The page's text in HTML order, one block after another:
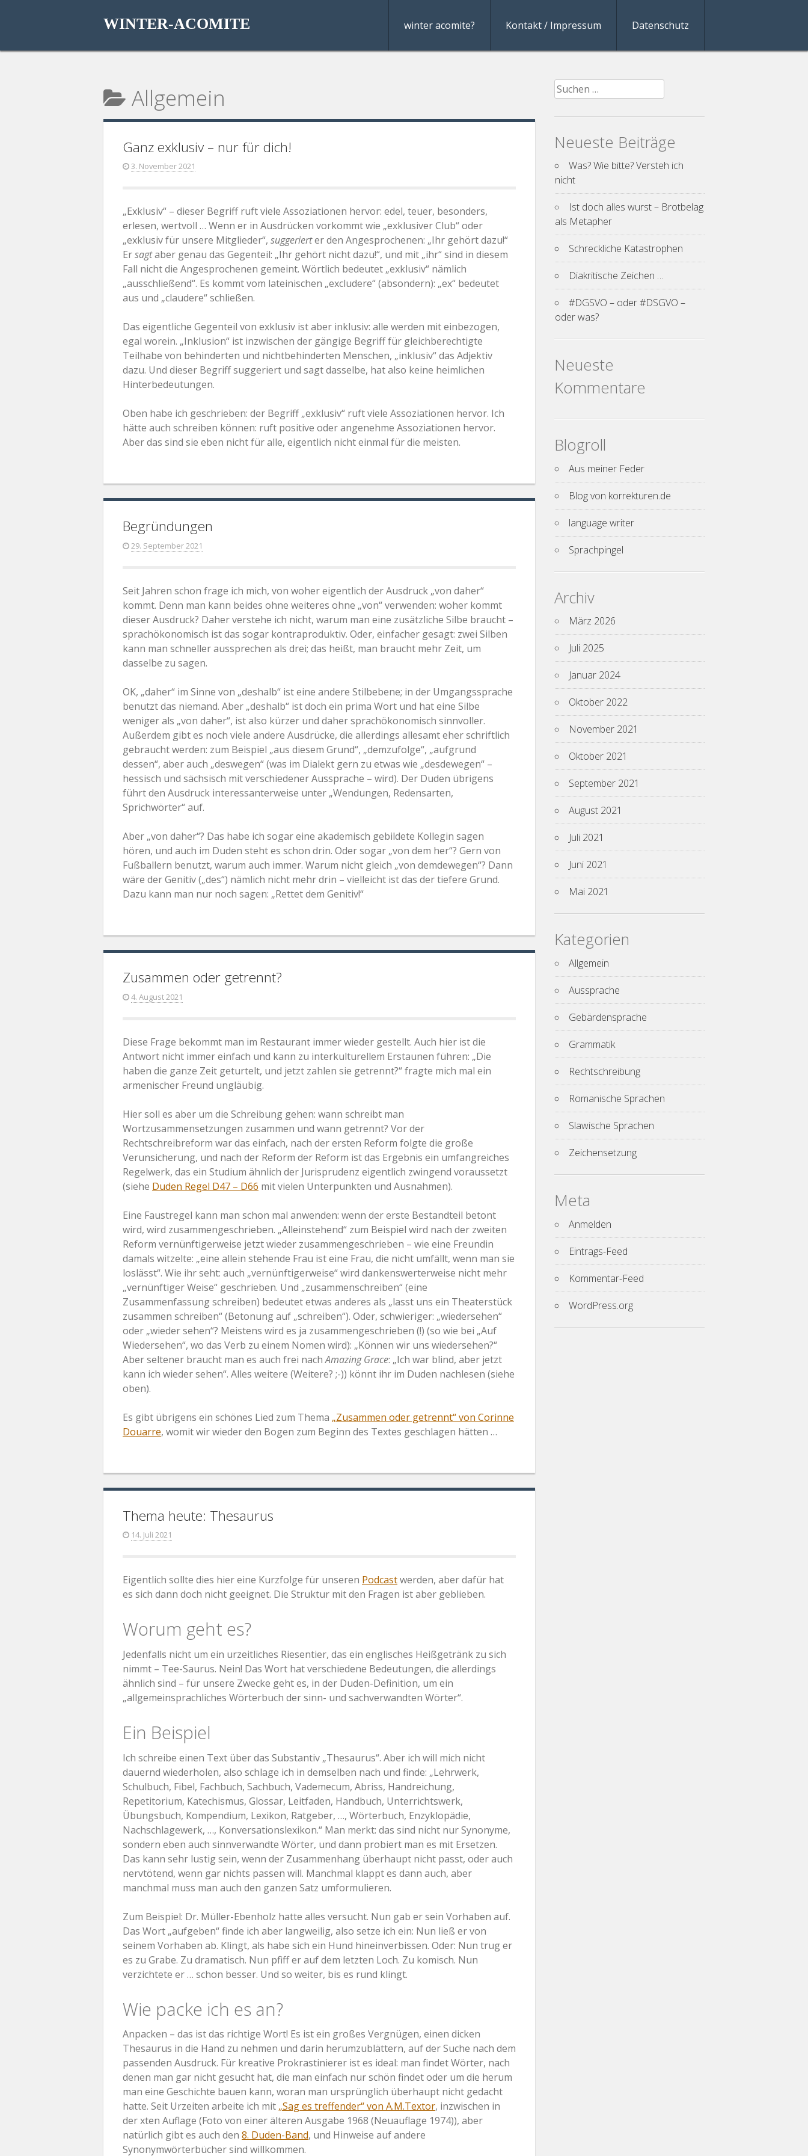
WINTER-ACOMITE winter acomite? Kontakt / Impressum Datenschutz
Allgemein
Ganz exklusiv – nur für dich!
3. November 2021
„Exklusiv“ – dieser Begriff ruft viele Assoziationen hervor: edel, teuer, besonders,
erlesen, wertvoll … Wenn er in Ausdrücken vorkommt wie „exklusiver Club“ oder
„exklusiv für unsere Mitglieder“, suggerierter den Angesprochenen: „Ihr gehört dazu!“
Ersagtaber genau das Gegenteil: „Ihr gehört nicht dazu!“, und mit „ihr“ sind in diesem
Fall nicht die Angesprochenen gemeint. Wörtlich bedeutet „exklusiv“ nämlich
„ausschließend“. Es kommt vom lateinischen „excludere“ (absondern): „ex“ bedeutet
aus und „claudere“ schließen.
Das eigentliche Gegenteil von exklusiv ist aber inklusiv: alle werden mit einbezogen,
egal worein. „Inklusion“ ist inzwischen der gängige Begriff für gleichberechtigte
Teilhabe von behinderten und nichtbehinderten Menschen, „inklusiv“ das Adjektiv
dazu. Und dieser Begriff suggeriert und sagt dasselbe, hat also keine heimlichen
Hinterbedeutungen.
Oben habe ich geschrieben: der Begriff „exklusiv“ ruft viele Assoziationen hervor. Ich
hätte auch schreiben können: ruft positive oder angenehme Assoziationen hervor.
Aber das sind sie eben nicht für alle, eigentlich nicht einmal für die meisten.
Begründungen
29. September 2021
Seit Jahren schon frage ich mich, von woher eigentlich der Ausdruck „von daher“
kommt. Denn man kann beides ohne weiteres ohne „von“ verwenden: woher kommt
dieser Ausdruck? Daher verstehe ich nicht, warum man eine zusätzliche Silbe braucht –
sprachökonomisch ist das sogar kontraproduktiv. Oder, einfacher gesagt: zwei Silben
kann man schneller aussprechen als drei; das heißt, man braucht mehr Zeit, um
dasselbe zu sagen.
OK, „daher“ im Sinne von „deshalb“ ist eine andere Stilbebene; in der Umgangssprache
benutzt das niemand. Aber „deshalb“ ist doch ein prima Wort und hat eine Silbe
weniger als „von daher“, ist also kürzer und daher sprachökonomisch sinnvoller.
Außerdem gibt es noch viele andere Ausdrücke, die allerdings allesamt eher schriftlich
gebraucht werden: zum Beispiel „aus diesem Grund“, „demzufolge“, „aufgrund
dessen“, aber auch „deswegen“ (was im Dialekt gern zu etwas wie „desdewegen“ –
hessisch und sächsisch mit verschiedener Aussprache – wird). Der Duden übrigens
führt den Ausdruck interessanterweise unter „Wendungen, Redensarten,
Sprichwörter“ auf.
Aber „von daher“? Das habe ich sogar eine akademisch gebildete Kollegin sagen
hören, und auch im Duden steht es schon drin. Oder sogar „von dem her“? Gern von
Fußballern benutzt, warum auch immer. Warum nicht gleich „von demdewegen“? Dann
wäre der Genitiv („des“) nämlich nicht mehr drin – vielleicht ist das der tiefere Grund.
Dazu kann man nur noch sagen: „Rettet dem Genitiv!“
Zusammen oder getrennt?
4. August 2021
Diese Frage bekommt man im Restaurant immer wieder gestellt. Auch hier ist die
Antwort nicht immer einfach und kann zu interkulturellem Erstaunen führen: „Die
haben die ganze Zeit geturtelt, und jetzt zahlen sie getrennt?“ fragte mich mal ein
armenischer Freund ungläubig.
Hier soll es aber um die Schreibung gehen: wann schreibt man
Wortzusammensetzungen zusammen und wann getrennt? Vor der
Rechtschreibreform war das einfach, nach der ersten Reform folgte die große
Verunsicherung, und nach der Reform der Reform ist das Ergebnis ein umfangreiches
Regelwerk, das ein Studium ähnlich der Jurisprudenz eigentlich zwingend voraussetzt
(siehe Duden Regel D47 – D66 mit vielen Unterpunkten und Ausnahmen).
Eine Faustregel kann man schon mal anwenden: wenn der erste Bestandteil betont
wird, wird zusammengeschrieben. „Alleinstehend“ zum Beispiel wird nach der zweiten
Reform vernünftigerweise jetzt wieder zusammengeschrieben – wie eine Freundin
damals witzelte: „eine allein stehende Frau ist eine Frau, die nicht umfällt, wenn man sie
loslässt“. Wie ihr seht: auch „vernünftigerweise“ wird dankenswerterweise nicht mehr
„vernünftiger Weise“ geschrieben. Und „zusammenschreiben“ (eine
Zusammenfassung schreiben) bedeutet etwas anderes als „lasst uns ein Theaterstück
zusammen schreiben“ (Betonung auf „schreiben“). Oder, schwieriger: „wiedersehen“
oder „wieder sehen“? Meistens wird es ja zusammengeschrieben (!) (so wie bei „Auf
Wiedersehen“, wo das Verb zu einem Nomen wird): „Können wir uns wiedersehen?“
Aber seltener braucht man es auch frei nachAmazing Grace: „Ich war blind, aber jetzt
kann ich wieder sehen“. Alles weitere (Weitere? ;-)) könnt ihr im Duden nachlesen (siehe
oben).
Es gibt übrigens ein schönes Lied zum Thema „Zusammen oder getrennt“ von Corinne
Douarre, womit wir wieder den Bogen zum Beginn des Textes geschlagen hätten …
Thema heute: Thesaurus
14. Juli 2021
Eigentlich sollte dies hier eine Kurzfolge für unseren Podcastwerden, aber dafür hat
es sich dann doch nicht geeignet. Die Struktur mit den Fragen ist aber geblieben.
Worum geht es?
Jedenfalls nicht um ein urzeitliches Riesentier, das ein englisches Heißgetränk zu sich
nimmt – Tee-Saurus. Nein! Das Wort hat verschiedene Bedeutungen, die allerdings
ähnlich sind – für unsere Zwecke geht es, in der Duden-Definition, um ein
„allgemeinsprachliches Wörterbuch der sinn- und sachverwandten Wörter“.
Ein Beispiel
Ich schreibe einen Text über das Substantiv „Thesaurus“. Aber ich will mich nicht
dauernd wiederholen, also schlage ich in demselben nach und finde: „Lehrwerk,
Schulbuch, Fibel, Fachbuch, Sachbuch, Vademecum, Abriss, Handreichung,
Repetitorium, Katechismus, Glossar, Leitfaden, Handbuch, Unterrichtswerk,
Übungsbuch, Kompendium, Lexikon, Ratgeber, …, Wörterbuch, Enzyklopädie,
Nachschlagewerk, …, Konversationslexikon.“ Man merkt: das sind nicht nur Synonyme,
sondern eben auch sinnverwandte Wörter, und dann probiert man es mit Ersetzen.
Das kann sehr lustig sein, wenn der Zusammenhang überhaupt nicht passt, oder auch
nervtötend, wenn gar nichts passen will. Manchmal klappt es dann auch, aber
manchmal muss man auch den ganzen Satz umformulieren.
Zum Beispiel: Dr. Müller-Ebenholz hatte alles versucht. Nun gab er sein Vorhaben auf.
Das Wort „aufgeben“ finde ich aber langweilig, also setze ich ein: Nun ließ er von
seinem Vorhaben ab. Klingt, als habe sich ein Hund hineinverbissen. Oder: Nun trug er
es zu Grabe. Zu dramatisch. Nun pfiff er auf dem letzten Loch. Zu komisch. Nun
verzichtete er … schon besser. Und so weiter, bis es rund klingt.
Wie packe ich es an?
Anpacken – das ist das richtige Wort! Es ist ein großes Vergnügen, einen dicken
Thesaurus in die Hand zu nehmen und darin herumzublättern, auf der Suche nach dem
passenden Ausdruck. Für kreative Prokrastinierer ist es ideal: man findet Wörter, nach
denen man gar nicht gesucht hat, die man einfach nur schön findet oder um die herum
man eine Geschichte bauen kann, woran man ursprünglich überhaupt nicht gedacht
hatte. Seit Urzeiten arbeite ich mit „Sag es treffender“ von A.M.Textor, inzwischen in
der xten Auflage (Foto von einer älteren Ausgabe 1968 (Neuauflage 1974)), aber
natürlich gibt es auch den 8. Duden-Band, und Hinweise auf andere
Synonymwörterbücher sind willkommen.
Suchen
nach:
Neueste Beiträge
Was? Wie bitte? Versteh ich
nicht
Ist doch alles wurst – Brotbelag
als Metapher
Schreckliche Katastrophen
Diakritische Zeichen …
#DGSVO – oder #DSGVO –
oder was?
Neueste
Kommentare
Blogroll
Aus meiner Feder
Blog von korrekturen.de
language writer
Sprachpingel
Archiv
März 2026
Juli 2025
Januar 2024
Oktober 2022
November 2021
Oktober 2021
September 2021
August 2021
Juli 2021
Juni 2021
Mai 2021
Kategorien
Allgemein
Aussprache
Gebärdensprache
Grammatik
Rechtschreibung
Romanische Sprachen
Slawische Sprachen
Zeichensetzung
Meta
Anmelden
Eintrags-Feed
Kommentar-Feed
WordPress.org